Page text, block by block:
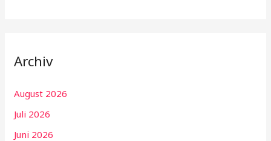
Archiv
August 2026
Juli 2026
Juni 2026